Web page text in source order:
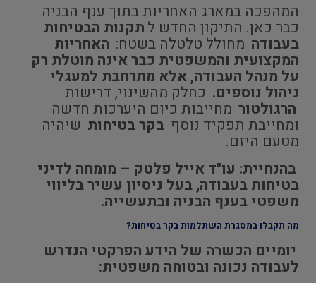
המהפכה במארג האחריות בתוך ענף הבניה
כבר כאן. התיקון החדש לתקנות הבטיחות
בעבודה מחולל טלטלה בשטח: האחריות
המקצועית והמשפטית כבר אינה מוטלת רק
על מנהל העבודה, אלא מתרחבת למעגלי
ניהול נוספים. כחלק מהשינוי, דרישות
הרגולטור מחייבות כיום היערכות חדשה
ומחייבת תפקיד נוסף בקר בטיחות שיהיה
מטעם היזם.
בהנחיית: עו"ד אייל פלטק – מומחה לדיני
בטיחות בעבודה, בעל ניסיון עשיר בליווי
משפטי בענף הבניה ובתעשייה.
מה תקבלו במסגרת השתלמות בקר בטיחות?
יומיים הכשרה של הידע הפרקטי הנדרש
לעבודה נכונה ובטוחה משפטית: